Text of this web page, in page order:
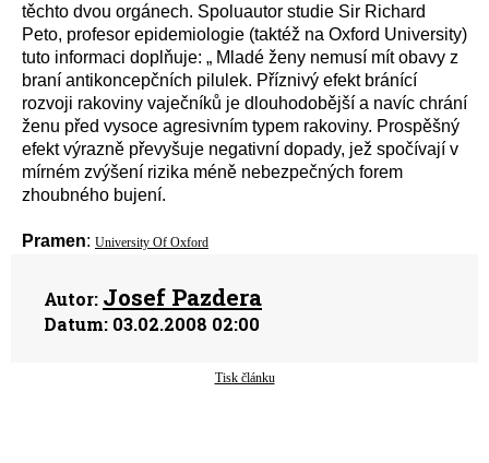
těchto dvou orgánech. Spoluautor studie Sir Richard
Peto, profesor epidemiologie (taktéž na Oxford University)
tuto informaci doplňuje: „ Mladé ženy nemusí mít obavy z
braní antikoncepčních pilulek. Příznivý efekt bránící
rozvoji rakoviny vaječníků je dlouhodobější a navíc chrání
ženu před vysoce agresivním typem rakoviny. Prospěšný
efekt výrazně převyšuje negativní dopady, jež spočívají v
mírném zvýšení rizika méně nebezpečných forem
zhoubného bujení.
Pramen: University Of Oxford
Autor: Josef Pazdera
Datum: 03.02.2008 02:00
Tisk článku